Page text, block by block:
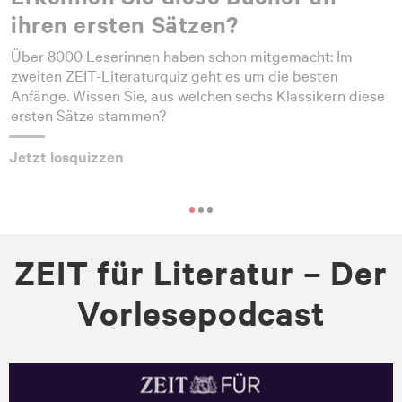
ihren ersten Sätzen?
Über 8000 Leserinnen haben schon mitgemacht: Im
zweiten ZEIT-Literaturquiz geht es um die besten
Anfänge. Wissen Sie, aus welchen sechs Klassikern diese
ersten Sätze stammen?
Jetzt losquizzen
ZEIT für Literatur – Der
Vorlesepodcast